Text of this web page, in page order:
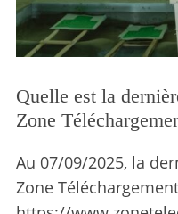
Quelle est la
Zone
Au 07/09/2025, la
Zone